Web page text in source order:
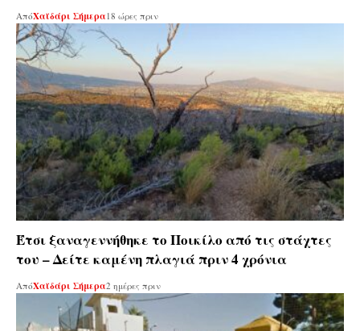
ΑπόΧαϊδάρι Σήμερα 18 ώρες πριν
Έτσι ξαναγεννήθηκε το Ποικίλο από τις στάχτες
του – Δείτε καμένη πλαγιά πριν 4 χρόνια
ΑπόΧαϊδάρι Σήμερα2 ημέρες πριν